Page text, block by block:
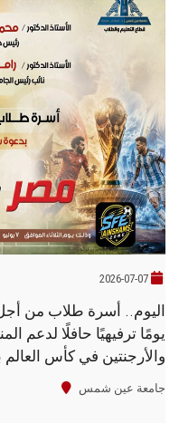
2026-07-07
اليوم.. أسرة طلاب من
يومًا ترفيهيًا حافلًا لدعم
والأرجنتين في كأس العالم
جامعة عين شمس